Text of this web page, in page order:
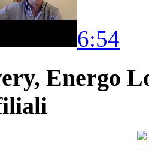
6:54
Energo